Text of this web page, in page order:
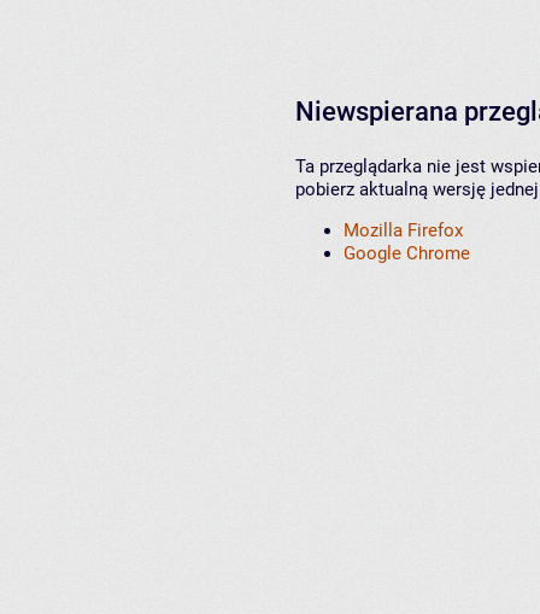
Niewspierana
Ta przeglądarka nie jest
pobierz aktualną wersję
Mozilla Firefox
Google Chrome